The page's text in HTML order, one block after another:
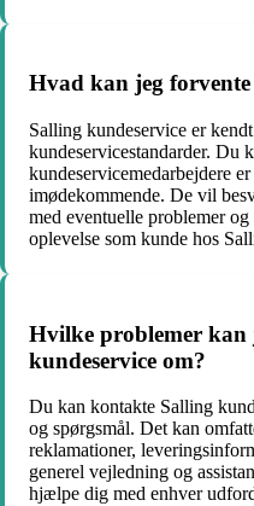
Hvad kan jeg
Salling kundeservice er
kundeservicestandarder. Du
kundeservicemedarbejdere
imødekommende. De vil
med eventuelle problemer
oplevelse som kunde hos
Hvilke problemer kan
kundeservice om?
Du kan kontakte Salling
og spørgsmål. Det kan
reklamationer,
generel vejledning og
hjælpe dig med enhver